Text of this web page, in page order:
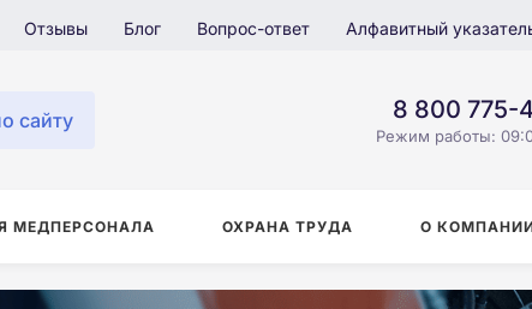
Отзывы Блог Вопрос-ответ Алфавитный
сайту 8 800 775-
Режим работы:
МЕДПЕРСОНАЛА ОХРАНА ТРУДА О